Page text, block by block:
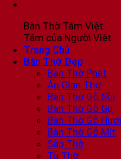
Bàn Thờ Tâm Việt
Tâm của Người Việt
Trang Chủ
Bàn Thờ Đẹp
Bàn Thờ Phật
Án Gian Thờ
Bàn Thờ Gỗ Sồi
Bàn Thờ Gỗ Gụ
Bàn Thờ Gỗ
Bàn Thờ Gỗ Mít
Sập Thờ
Tủ Thờ